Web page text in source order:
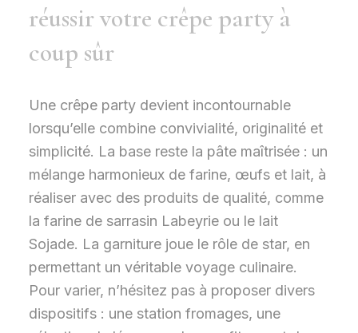
réussir votre crêpe party à
coup sûr
Une crêpe party devient incontournable
lorsqu’elle combine convivialité, originalité et
simplicité. La base reste la pâte maîtrisée : un
mélange harmonieux de farine, œufs et lait, à
réaliser avec des produits de qualité, comme
la farine de sarrasin Labeyrie ou le lait
Sojade. La garniture joue le rôle de star, en
permettant un véritable voyage culinaire.
Pour varier, n’hésitez pas à proposer divers
dispositifs : une station fromages, une